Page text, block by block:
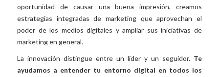
oportunidad de causar una buena impresión, creamos
estrategias integradas de marketing que aprovechan el
poder de los medios digitales y ampliar sus iniciativas de
marketing en general.
La innovación distingue entre un líder y un seguidor. Te
ayudamos a entender tu entorno digital en todos los